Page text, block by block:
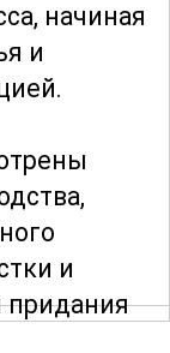
начиная
и
и
придания